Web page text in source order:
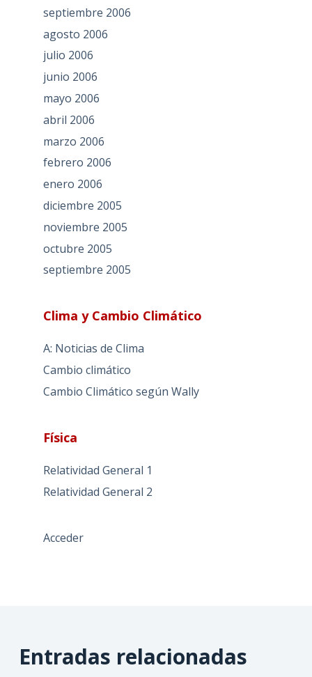
septiembre 2006
agosto 2006
julio 2006
junio 2006
mayo 2006
abril 2006
marzo 2006
febrero 2006
enero 2006
diciembre 2005
noviembre 2005
octubre 2005
septiembre 2005
Clima y Cambio Climático
A: Noticias de Clima
Cambio climático
Cambio Climático según Wally
Física
Relatividad General 1
Relatividad General 2
Acceder
Entradas relacionadas